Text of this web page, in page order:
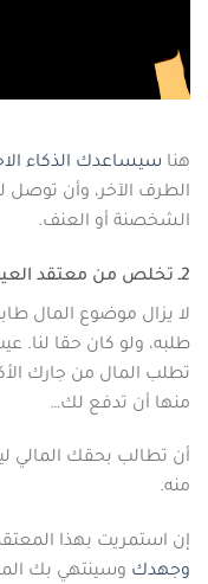
هنا سيساعدك الذكاء
الطرف الآخر، وأن
الشخصنة أو العنف.
2ـ تخلص من معتقد العيب
لا يزال موضوع المال
طلبه، ولو كان حقا لنا.
تطلب المال من جارك
منها أن تدفع لك…
أن تطالب بحقك المالي
منه.
إن استمريت بهذا
وجهدك وسينتهي بك